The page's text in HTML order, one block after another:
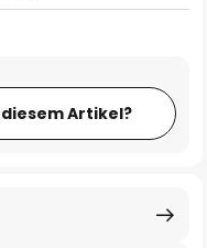
diesem Artikel?